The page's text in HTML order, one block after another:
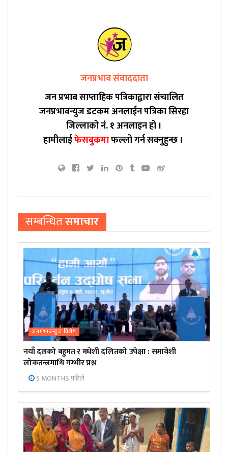
जनप्रभाव संवाददाता
जन प्रभाब साप्ताहिक पत्रिकाद्वारा संचालित
जनप्रभाबन्युज डटकम अनलाईन पत्रिका सिरहा
जिल्लाको नं. १ अनलाइन हो ।
हामीलाईफेसबुकमाफल्लो गर्न सक्नुहुन्छ ।
सम्बन्धितसमाचार
जनप्रभाबन्युज विशेष
नयाँ दलको बहुमत र मधेशी दलितको उपेक्षा : समावेशी
लोकतन्त्रमाथि गम्भीर प्रश्न
5 MONTHS पहिले